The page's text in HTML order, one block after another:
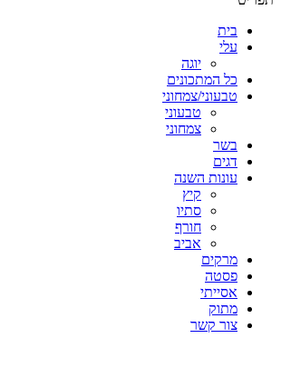
בית
עלי
יוגה
כל המתכונים
טבעוני/צמחוני
טבעוני
צמחוני
בשר
דגים
עונות השנה
קיץ
סתיו
חורף
אביב
מרקים
פסטה
אסייתי
מתוק
צור קשר